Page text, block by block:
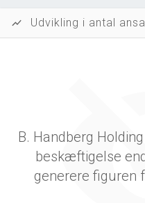
show_chart Udvikling i antal
B. Handberg
beskæftigelse
generere figuren